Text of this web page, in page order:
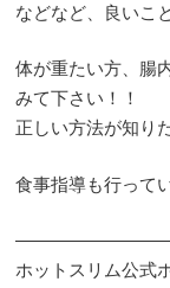
などなど、良いこ
体が重たい方、腸
みて下さい！！
正しい方法が知り
食事指導も行って
ホットスリム公式